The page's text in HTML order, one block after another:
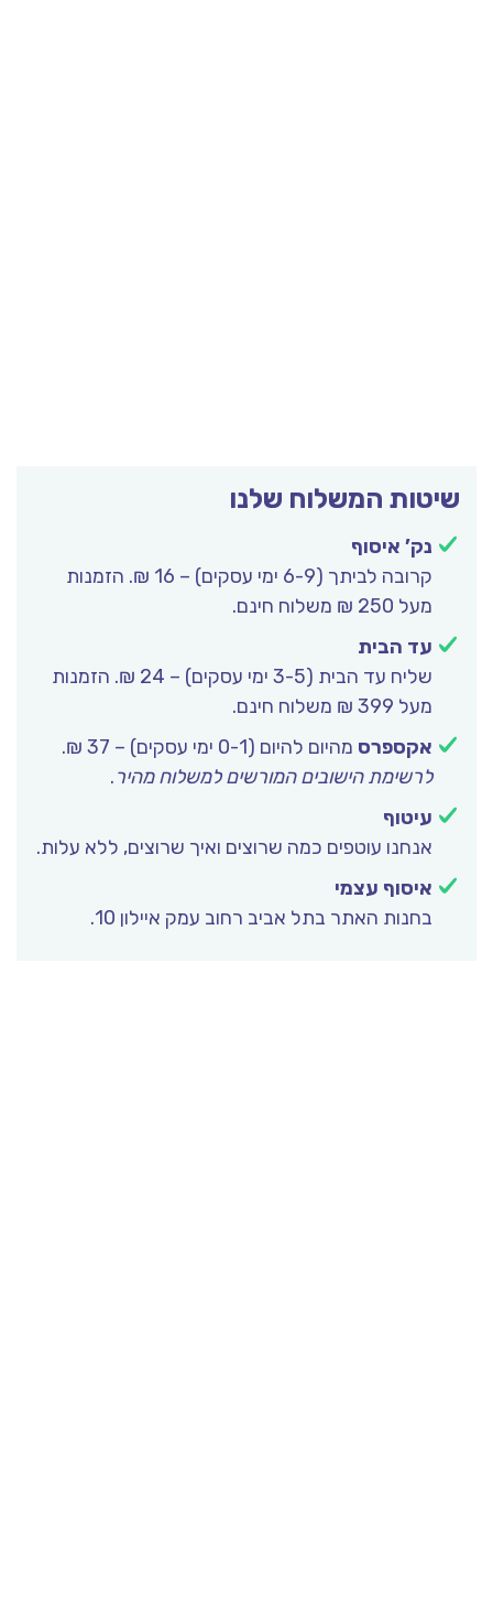
שיטות המשלוח שלנו
נק’ איסוף
קרובה לביתך (6-9 ימי עסקים) – 16 ₪. הזמנות
מעל 250 ₪ משלוח חינם.
עד הבית
שליח עד הבית (3-5 ימי עסקים) – 24 ₪. הזמנות
מעל 399 ₪ משלוח חינם.
אקספרס מהיום להיום (0-1 ימי עסקים) – 37 ₪.
לרשימת הישובים המורשים למשלוח מהיר.
עיטוף
אנחנו עוטפים כמה שרוצים ואיך שרוצים, ללא עלות.
איסוף עצמי
בחנות האתר בתל אביב רחוב עמק איילון 10.